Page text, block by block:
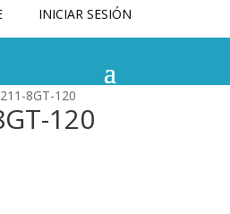
INICIAR SESIÓN
8GT-120
120